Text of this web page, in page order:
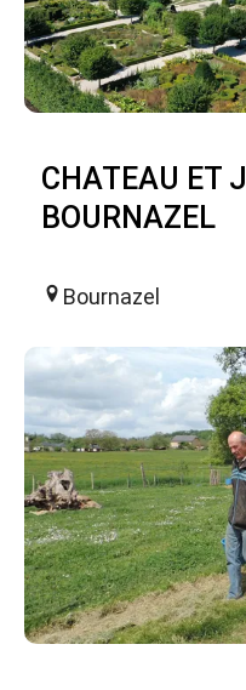
CHATEAU ET
BOURNAZEL
Bournazel